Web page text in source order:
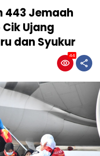
443 Jemaah
Ujang
dan Syukur
44